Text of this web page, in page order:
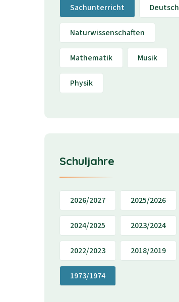
Sachunterricht Deutsch
Naturwissenschaften
Mathematik Musik
Physik
Schuljahre
2026/2027 2025/2026
2024/2025 2023/2024
2022/2023 2018/2019
1973/1974